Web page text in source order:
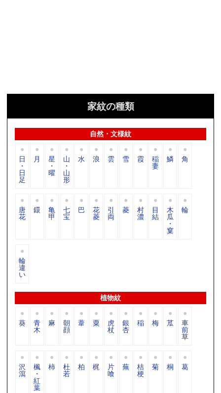
家紋の種類
自然・文様紋
日
・
日
足
月 星
・
曜
山
・
山
形
水 浪 雲 雪 霞 稲
妻
鱗 角
唐
花
鐶 亀
甲
七
宝
巴 花
菱
引
両
菱 村
濃
目
結
木
瓜
・
窠
輪
輪
違
い
植物紋
葵 青
木
麻 朝
顔
葦 粟 虎
杖
銀
杏
稲 梅 苽 車
前
草
沢
瀉
楓
・
紅
葉
柿 杜
若
柏 梶 片
喰
蕪 桔
梗
菊 桐 葛